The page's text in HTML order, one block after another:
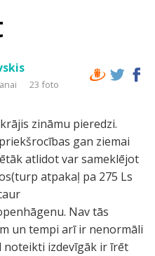
23 foto
zināmu pieredzi.
gan ziemai
atlidot var sameklējot
atpakaļ pa 275 Ls
Nav tās
un tempi arī ir nenormāli
noteikti izdevīgāk ir īrēt